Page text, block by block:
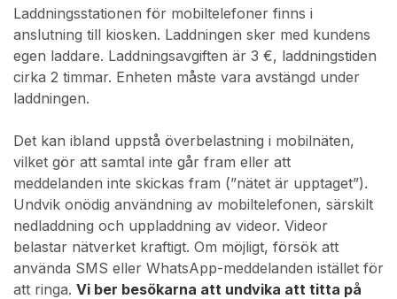
Laddningsstationen för mobiltelefoner finns i
anslutning till kiosken. Laddningen sker med kundens
egen laddare. Laddningsavgiften är 3 €, laddningstiden
cirka 2 timmar. Enheten måste vara avstängd under
laddningen.
Det kan ibland uppstå överbelastning i mobilnäten,
vilket gör att samtal inte går fram eller att
meddelanden inte skickas fram (”nätet är upptaget”).
Undvik onödig användning av mobiltelefonen, särskilt
nedladdning och uppladdning av videor. Videor
belastar nätverket kraftigt. Om möjligt, försök att
använda SMS eller WhatsApp-meddelanden istället för
att ringa. Vi ber besökarna att undvika att titta på